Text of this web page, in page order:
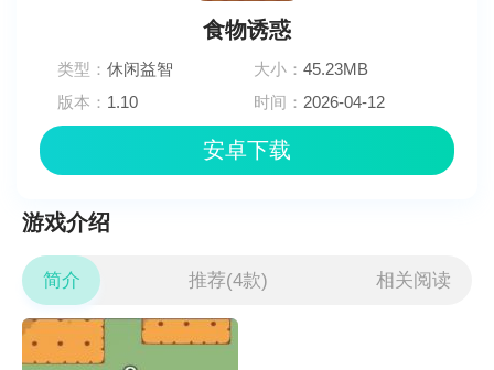
食物诱惑
类型：休闲益智 大小：45.23MB
版本： 1.10 时间： 2026-04-12
安卓下载
游戏介绍
简介 推荐(4款) 相关阅读